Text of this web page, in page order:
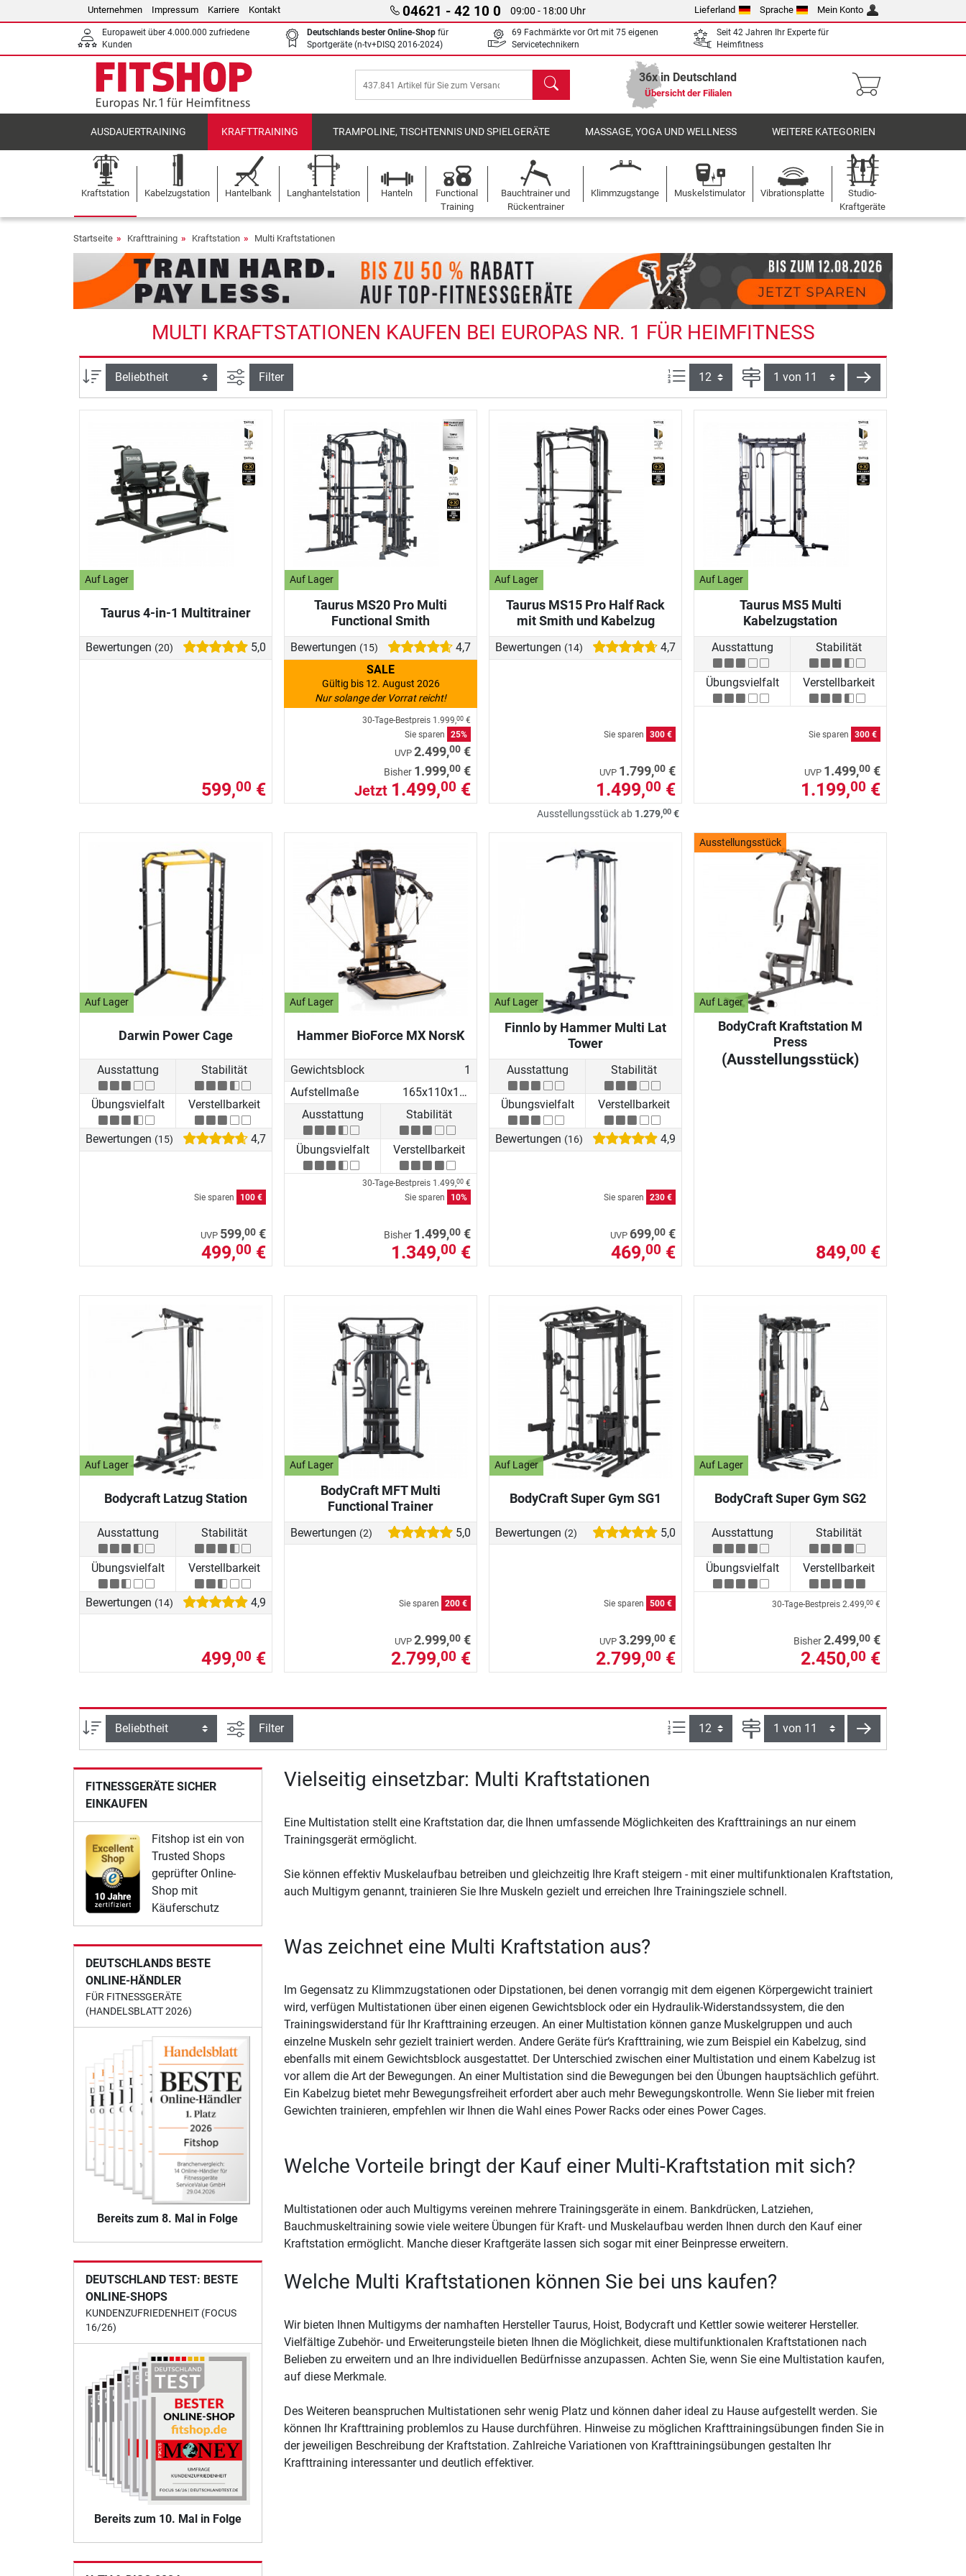
Unternehmen Impressum Karriere Kontakt 04621 - 42 10 0 09:00 - 18:00 Uhr Lieferland Sprache Mein Konto
Europaweit über 4.000.000 zufriedene
Kunden
Deutschlands bester Online-Shop für
Sportgeräte (n-tv+DISQ 2016-2024)
69 Fachmärkte vor Ort mit 75 eigenen
Servicetechnikern
Seit 42 Jahren Ihr Experte für
Heimfitness
Suchen 36x in Deutschland
Übersicht der Filialen
AUSDAUERTRAINING KRAFTTRAINING TRAMPOLINE, TISCHTENNIS UND SPIELGERÄTE MASSAGE, YOGA UND WELLNESS WEITERE KATEGORIEN
Kraftstation Kabelzugstation Hantelbank Langhantelstation Hanteln
Functional
Training
Bauchtrainer und
Rückentrainer
Klimmzugstange Muskelstimulator Vibrationsplatte
Studio-
Kraftgeräte
Startseite Krafttraining Kraftstation Multi Kraftstationen
MULTI KRAFTSTATIONEN KAUFEN BEI EUROPAS NR. 1 FÜR HEIMFITNESS
Sortierung Ansicht filtern
Filter Artikel pro Seite: Seite weiter
Auf Lager
Taurus 4-in-1 Multitrainer
Bewertungen (20) 5,0
599,00 €
Auf Lager
Taurus MS20 Pro Multi
Functional Smith
Bewertungen (15)
4,7
SALE
Gültig bis 12. August 2026
Nur solange der Vorrat reicht!
30-Tage-Bestpreis 1.999,00 €
Sie sparen
25%
UVP 2.499,00 €
Bisher 1.999,00 €
Jetzt 1.499,00 €
Auf Lager
Taurus MS15 Pro Half Rack
mit Smith und Kabelzug
Bewertungen (14) 4,7
Sie sparen 300 €
UVP 1.799,00 €
1.499,00 €
Ausstellungsstück ab 1.279,00 €
Auf Lager
Taurus MS5 Multi
Kabelzugstation
Ausstattung Stabilität
Übungsvielfalt Verstellbarkeit
Sie sparen 300 €
UVP 1.499,00 €
1.199,00 €
Auf Lager
Darwin Power Cage
Ausstattung Stabilität
Übungsvielfalt Verstellbarkeit
Bewertungen (15) 4,7
Sie sparen 100 €
UVP 599,00 €
499,00 €
Auf Lager
Hammer BioForce MX NorsK
Gewichtsblock
1
Aufstellmaße
165x110x154 cm
Ausstattung
Stabilität
Übungsvielfalt Verstellbarkeit
30-Tage-Bestpreis 1.499,00 €
Sie sparen
10%
Bisher 1.499,00 €
1.349,00 €
Auf Lager
Finnlo by Hammer Multi Lat
Tower
Ausstattung Stabilität
Übungsvielfalt Verstellbarkeit
Bewertungen (16) 4,9
Sie sparen 230 €
UVP 699,00 €
469,00 €
Ausstellungsstück
Auf Lager
BodyCraft Kraftstation M
Press
(Ausstellungsstück)
849,00 €
Auf Lager
Bodycraft Latzug Station
Ausstattung Stabilität
Übungsvielfalt Verstellbarkeit
Bewertungen (14) 4,9
499,00 €
Auf Lager
BodyCraft MFT Multi
Functional Trainer
Bewertungen (2) 5,0
Sie sparen 200 €
UVP 2.999,00 €
2.799,00 €
Auf Lager
BodyCraft Super Gym SG1
Bewertungen (2) 5,0
Sie sparen 500 €
UVP 3.299,00 €
2.799,00 €
Auf Lager
BodyCraft Super Gym SG2
Ausstattung Stabilität
Übungsvielfalt Verstellbarkeit
30-Tage-Bestpreis 2.499,00 €
Bisher2.499,00 €
2.450,00 €
Sortierung Ansicht filtern
Filter Artikel pro Seite: Seite weiter
FITNESSGERÄTE SICHER
EINKAUFEN
Fitshop ist ein von
Trusted Shops
geprüfter Online-
Shop mit
Käuferschutz
DEUTSCHLANDS BESTE
ONLINE-HÄNDLER
FÜR FITNESSGERÄTE
(HANDELSBLATT 2026)
Bereits zum 8. Mal in Folge
DEUTSCHLAND TEST: BESTE
ONLINE-SHOPS
KUNDENZUFRIEDENHEIT (FOCUS
16/26)
Bereits zum 10. Mal in Folge
Vielseitig einsetzbar: Multi Kraftstationen
Eine Multistation stellt eine Kraftstation dar, die Ihnen umfassende Möglichkeiten des Krafttrainings an nur einem
Trainingsgerät ermöglicht.
Sie können effektiv Muskelaufbau betreiben und gleichzeitig Ihre Kraft steigern - mit einer multifunktionalen Kraftstation,
auch Multigym genannt, trainieren Sie Ihre Muskeln gezielt und erreichen Ihre Trainingsziele schnell.
Was zeichnet eine Multi Kraftstation aus?
Im Gegensatz zu Klimmzugstationen oder Dipstationen, bei denen vorrangig mit dem eigenen Körpergewicht trainiert
wird, verfügen Multistationen über einen eigenen Gewichtsblock oder ein Hydraulik-Widerstandssystem, die den
Trainingswiderstand für Ihr Krafttraining erzeugen. An einer Multistation können ganze Muskelgruppen und auch
einzelne Muskeln sehr gezielt trainiert werden. Andere Geräte für‘s Krafttraining, wie zum Beispiel ein Kabelzug, sind
ebenfalls mit einem Gewichtsblock ausgestattet. Der Unterschied zwischen einer Multistation und einem Kabelzug ist
vor allem die Art der Bewegungen. An einer Multistation sind die Bewegungen bei den Übungen hauptsächlich geführt.
Ein Kabelzug bietet mehr Bewegungsfreiheit erfordert aber auch mehr Bewegungskontrolle. Wenn Sie lieber mit freien
Gewichten trainieren, empfehlen wir Ihnen die Wahl eines Power Racks oder eines Power Cages.
Welche Vorteile bringt der Kauf einer Multi-Kraftstation mit sich?
Multistationen oder auch Multigyms vereinen mehrere Trainingsgeräte in einem. Bankdrücken, Latziehen,
Bauchmuskeltraining sowie viele weitere Übungen für Kraft- und Muskelaufbau werden Ihnen durch den Kauf einer
Kraftstation ermöglicht. Manche dieser Kraftgeräte lassen sich sogar mit einer Beinpresse erweitern.
Welche Multi Kraftstationen können Sie bei uns kaufen?
Wir bieten Ihnen Multigyms der namhaften Hersteller Taurus, Hoist, Bodycraft und Kettler sowie weiterer Hersteller.
Vielfältige Zubehör- und Erweiterungsteile bieten Ihnen die Möglichkeit, diese multifunktionalen Kraftstationen nach
Belieben zu erweitern und an Ihre individuellen Bedürfnisse anzupassen. Achten Sie, wenn Sie eine Multistation kaufen,
auf diese Merkmale.
Des Weiteren beanspruchen Multistationen sehr wenig Platz und können daher ideal zu Hause aufgestellt werden. Sie
können Ihr Krafttraining problemlos zu Hause durchführen. Hinweise zu möglichen Krafttrainingsübungen finden Sie in
der jeweiligen Beschreibung der Kraftstation. Zahlreiche Variationen von Krafttrainingsübungen gestalten Ihr
Krafttraining interessanter und deutlich effektiver.